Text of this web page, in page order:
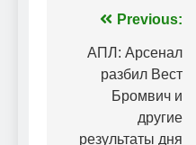
Навігація
записів
Previous:
АПЛ: Арсенал
разбил Вест
Бромвич и
другие
результаты дня